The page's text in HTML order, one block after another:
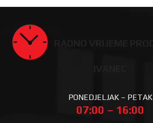
PONEDJELJAK – PETAK
07:00 – 16:00